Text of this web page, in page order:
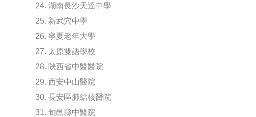
24. 湖南長沙天達中學
25. 新武穴中學
26. 寧夏老年大學
27. 太原雙語學校
28. 陝西省中醫醫院
29. 西安中山醫院
30. 長安區肺結核醫院
31. 旬邑縣中醫院